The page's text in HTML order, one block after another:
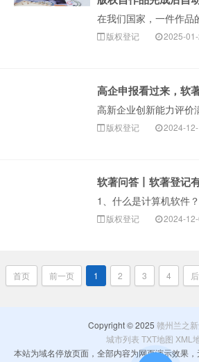
版权登记 2025-
版权登记 2024-
版权登记 2024-
首页 前一页 1 2 3 4
Copyright © 2025 赣州兰之
城市列表 TXT地图 XML
本站为域名停放页面，全部内容为网页演示效果